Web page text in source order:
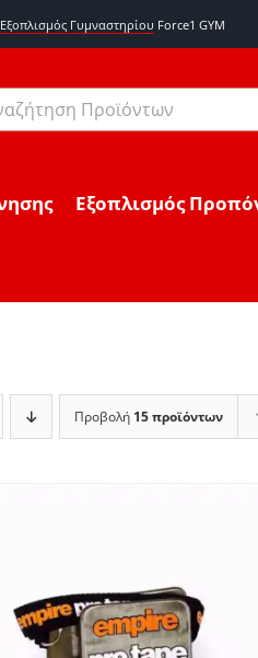
Γυμναστηρίου Force1 GYM
Εξοπλισμός
Προβολή 15 προϊόντων